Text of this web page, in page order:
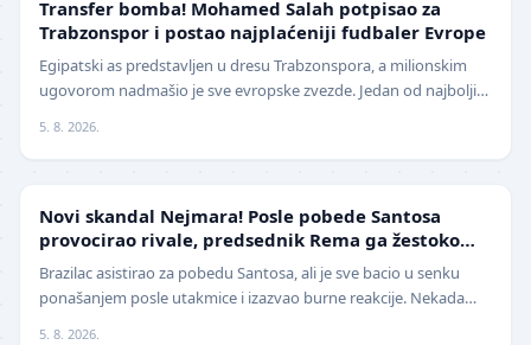
Transfer bomba! Mohamed Salah potpisao za
Trabzonspor i postao najplaćeniji fudbaler Evrope
Egipatski as predstavljen u dresu Trabzonspora, a milionskim
ugovorom nadmašio je sve evropske zvezde. Jedan od najboljih
5. 8. 2026.
Novi skandal Nejmara! Posle pobede Santosa
provocirao rivale, predsednik Rema ga žestoko
isprozivao: "Bitanga i klovn!" (VIDEO)
Brazilac asistirao za pobedu Santosa, ali je sve bacio u senku
ponašanjem posle utakmice i izazvao burne reakcije. Nekada
5. 8. 2026.